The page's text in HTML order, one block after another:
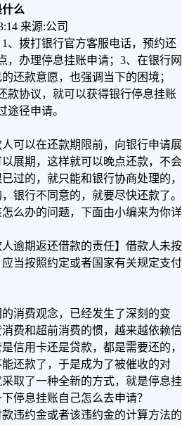
么
来源:公司
、拨打银行官方客服电话，预约还
，办理停息挂账申请；3、在银行网
还款意愿，也强调当下的困境；
款协议，就可以获得银行停息挂账
途径申请。
可以在还款期限前，向银行申请展
展期，这样就可以晚点还款，不会
过的，就只能和银行协商处理的，
银行不同意的，就要尽快还款了。
么办的问题，下面由小编来为你详
期返还借款的责任】借款人未按
当按照约定或者国家有关规定支付
消费观念，已经发生了深刻的变
费和超前消费的惯，越来越依赖信
信用卡还是贷款，都是需要还的，
还款了，于是成为了被催收的对
取了一种全新的方式，就是停息挂
停息挂账自己怎么去申请？
违约金或者该违约金的计算方法的